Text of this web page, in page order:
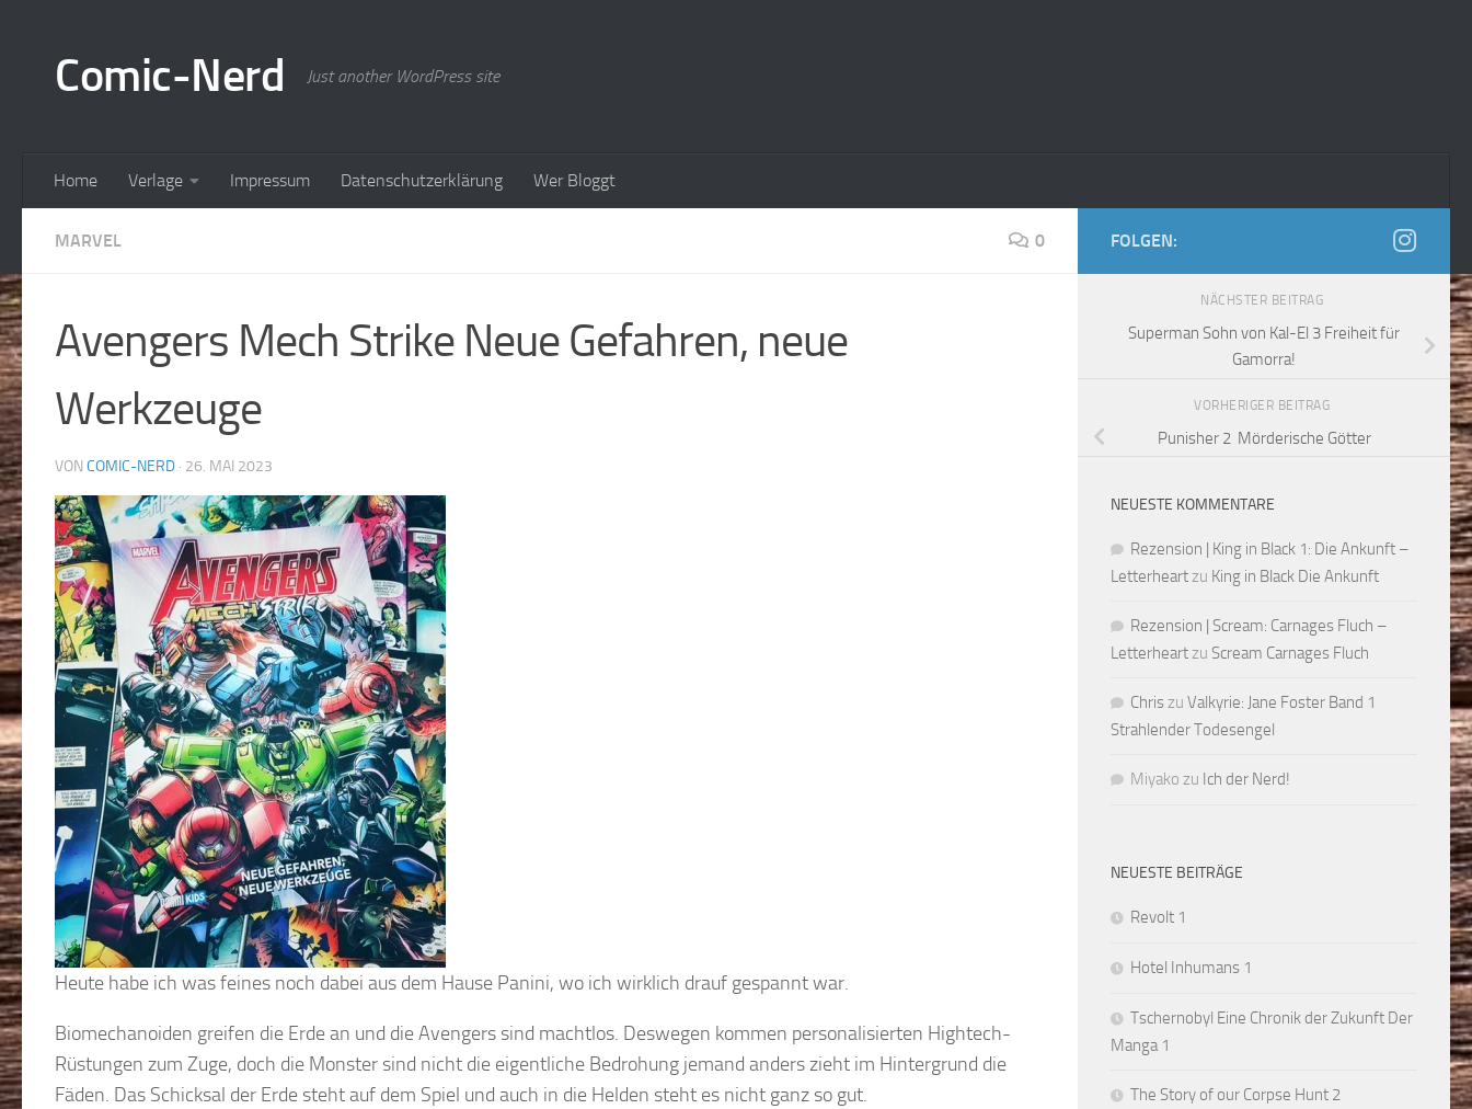
Comic-Nerd Just another WordPress site
Home Verlage Impressum Datenschutzerklärung Wer Bloggt
MARVEL 0
Avengers Mech Strike Neue Gefahren, neue
Werkzeuge
VON COMIC-NERD · 26. MAI 2023
Heute habe ich was feines noch dabei aus dem Hause Panini, wo ich wirklich drauf gespannt war.
Biomechanoiden greifen die Erde an und die Avengers sind machtlos. Deswegen kommen personalisierten Hightech-
Rüstungen zum Zuge, doch die Monster sind nicht die eigentliche Bedrohung jemand anders zieht im Hintergrund die
Fäden. Das Schicksal der Erde steht auf dem Spiel und auch in die Helden steht es nicht ganz so gut.
FOLGEN:
NÄCHSTER BEITRAG
Superman Sohn von Kal-El 3 Freiheit für
Gamorra!
VORHERIGER BEITRAG
Punisher 2 Mörderische Götter
NEUESTE KOMMENTARE
Rezension | King in Black 1: Die Ankunft –
Letterheartzu King in Black Die Ankunft
Rezension | Scream: Carnages Fluch –
Letterheartzu Scream Carnages Fluch
Chriszu Valkyrie: Jane Foster Band 1
Strahlender Todesengel
Miyako zu Ich der Nerd!
NEUESTE BEITRÄGE
Revolt 1
Hotel Inhumans 1
Tschernobyl Eine Chronik der Zukunft Der
Manga 1
The Story of our Corpse Hunt 2